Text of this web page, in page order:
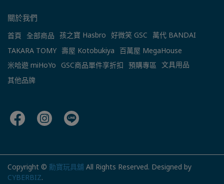
關於我們
首頁 全部商品 孩之寶 Hasbro 好微笑 GSC
萬代 BANDAI
TAKARA TOMY 壽屋 Kotobukiya
百萬屋 MegaHouse
米哈遊 miHoYo GSC商品單件享折扣 預購專區 文具用品
其他品牌
Copyright © 勳寶玩具舖 All Rights Reserved. Designed by
CYBERBIZ.